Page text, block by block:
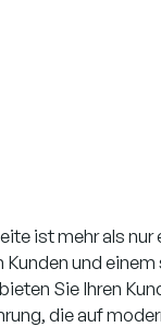
ist mehr als
Kunden und
Sie Ihren
die auf